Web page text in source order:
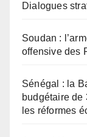
Dialogues
Soudan :
offensive des
Sénégal : la
budgétaire de
les réformes